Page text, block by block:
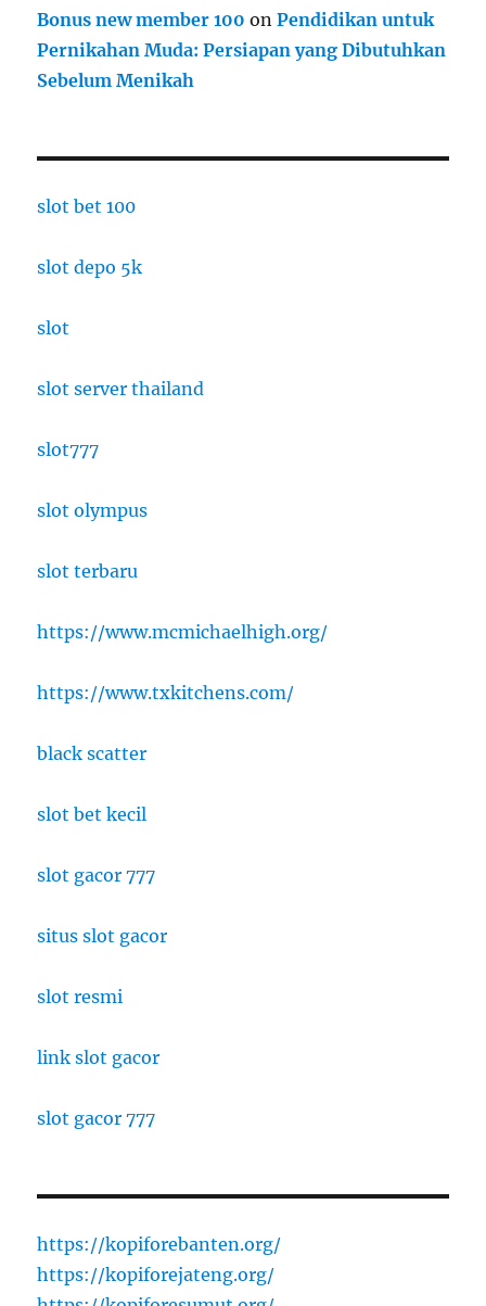
Bonus new member 100 onPendidikan untuk
Pernikahan Muda: Persiapan yang Dibutuhkan
Sebelum Menikah
slot bet 100
slot depo 5k
slot
slot server thailand
slot777
slot olympus
slot terbaru
https://www.mcmichaelhigh.org/
https://www.txkitchens.com/
black scatter
slot bet kecil
slot gacor 777
situs slot gacor
slot resmi
link slot gacor
slot gacor 777
https://kopiforebanten.org/
https://kopiforejateng.org/